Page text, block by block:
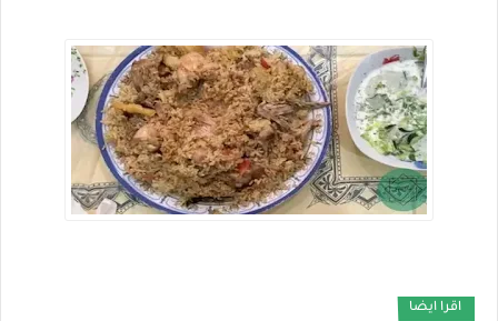
اقرا ايضا